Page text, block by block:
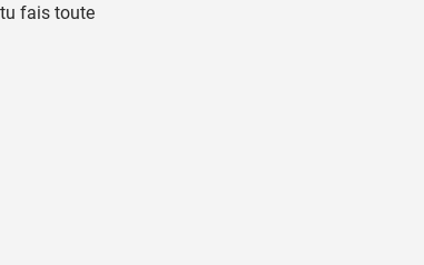
fais toute